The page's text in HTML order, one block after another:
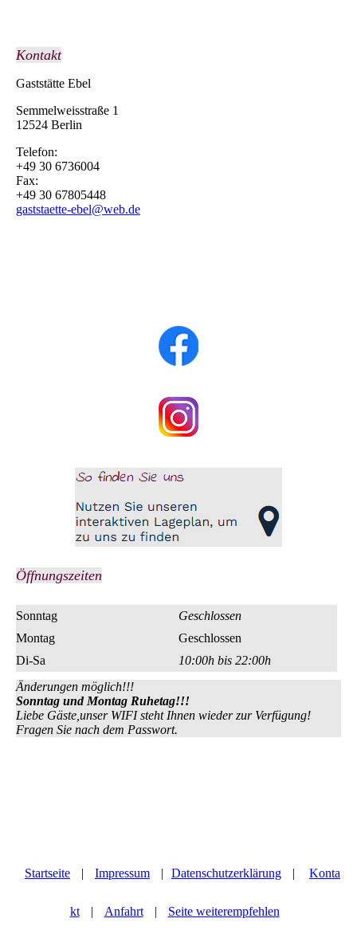
Kontakt
Gaststätte Ebel
Semmelweisstraße 1
12524 Berlin
Telefon:
+49 30 6736004
Fax:
+49 30 67805448
gaststaette-ebel@web.de
Öffnungszeiten
Sonntag
Geschlossen
Montag
Geschlossen
Di-Sa
10:00h bis 22:00h
Änderungen möglich!!!
Sonntag und Montag Ruhetag!!!
Liebe Gäste,unser WIFI steht Ihnen wieder zur Verfügung!
Fragen Sie nach dem Passwort.
Startseite | Impressum | Datenschutzerklärung | Konta
kt | Anfahrt | Seite weiterempfehlen